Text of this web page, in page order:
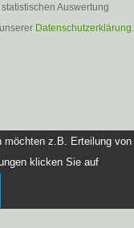
Auswertung
Datenschutzerklärung.
möchten z.B. Erteilung von
klicken Sie auf